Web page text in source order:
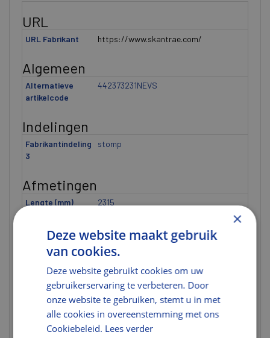
URL
URL Fabrikant https://www.skantrae.com/
Algemeen
Alternatieve
artikelcode
442373231NEVS
Indelingen
Fabrikantindeling
3
stomp
Afmetingen
Lengte (mm)
2315
Hoogte (mm)
40
Afmeting
2315x730 mm
Breedte [ETIM]
U heeft niet de juiste rechten voor
dit gegeven.
U heeft niet de juiste rechten voor
dit gegeven.
×
Deze website maakt gebruik
van cookies.
Deze website gebruikt cookies om uw
gebruikerservaring te verbeteren. Door
onze website te gebruiken, stemt u in met
alle cookies in overeenstemming met ons
Cookiebeleid. Lees verder